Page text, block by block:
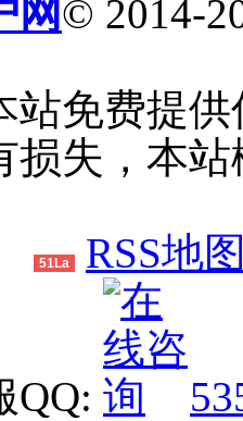
网© 2014-
站免费提
损失，本
51La RSS地
QQ: